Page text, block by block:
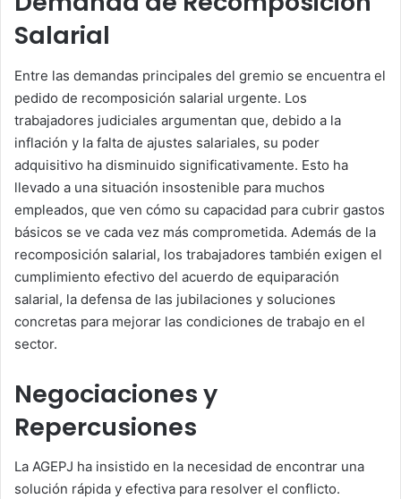
Salarial
Entre las demandas principales del gremio se encuentra el
pedido de recomposición salarial urgente. Los
trabajadores judiciales argumentan que, debido a la
inflación y la falta de ajustes salariales, su poder
adquisitivo ha disminuido significativamente. Esto ha
llevado a una situación insostenible para muchos
empleados, que ven cómo su capacidad para cubrir gastos
básicos se ve cada vez más comprometida. Además de la
recomposición salarial, los trabajadores también exigen el
cumplimiento efectivo del acuerdo de equiparación
salarial, la defensa de las jubilaciones y soluciones
concretas para mejorar las condiciones de trabajo en el
sector.
Negociaciones y
Repercusiones
La AGEPJ ha insistido en la necesidad de encontrar una
solución rápida y efectiva para resolver el conflicto.